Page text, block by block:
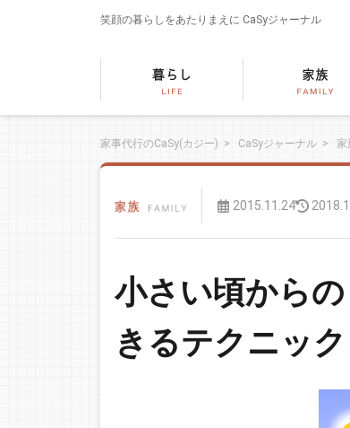
笑顔の暮らしをあたりまえに CaSyジャーナル
家事代行のCaSy(カジー) > CaSyジャーナル > 家
2015.11.24
小さい頃から
きるテクニック